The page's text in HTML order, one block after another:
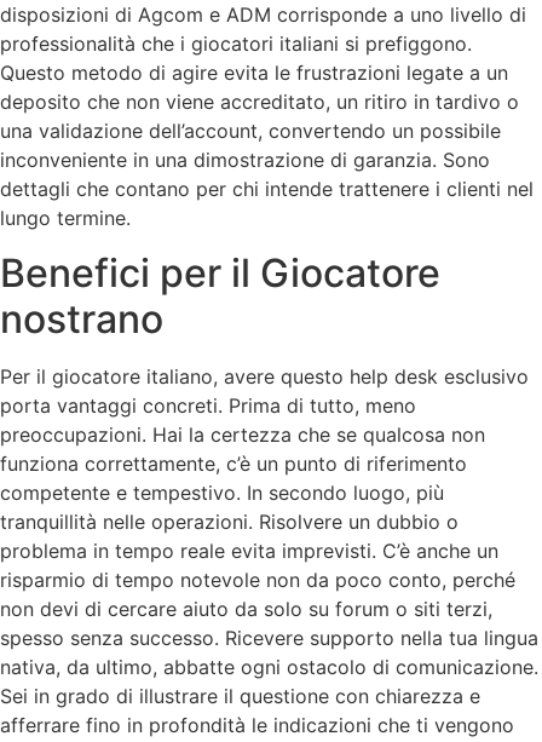
disposizioni di Agcom e ADM corrisponde a uno livello di
professionalità che i giocatori italiani si prefiggono.
Questo metodo di agire evita le frustrazioni legate a un
deposito che non viene accreditato, un ritiro in tardivo o
una validazione dell’account, convertendo un possibile
inconveniente in una dimostrazione di garanzia. Sono
dettagli che contano per chi intende trattenere i clienti nel
lungo termine.
Benefici per il Giocatore
nostrano
Per il giocatore italiano, avere questo help desk esclusivo
porta vantaggi concreti. Prima di tutto, meno
preoccupazioni. Hai la certezza che se qualcosa non
funziona correttamente, c’è un punto di riferimento
competente e tempestivo. In secondo luogo, più
tranquillità nelle operazioni. Risolvere un dubbio o
problema in tempo reale evita imprevisti. C’è anche un
risparmio di tempo notevole non da poco conto, perché
non devi di cercare aiuto da solo su forum o siti terzi,
spesso senza successo. Ricevere supporto nella tua lingua
nativa, da ultimo, abbatte ogni ostacolo di comunicazione.
Sei in grado di illustrare il questione con chiarezza e
afferrare fino in profondità le indicazioni che ti vengono